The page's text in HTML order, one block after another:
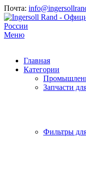
Почта:
Меню
Главная
Категории
Запчасти
Фильтры